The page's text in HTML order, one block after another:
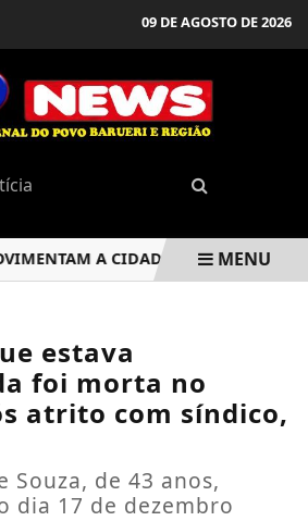
09 DE AGOSTO DE 2026
A CIDADE BARUERI
MENU
estava
foi morta no
atrito com síndico,
Souza, de 43 anos,
dia 17 de dezembro